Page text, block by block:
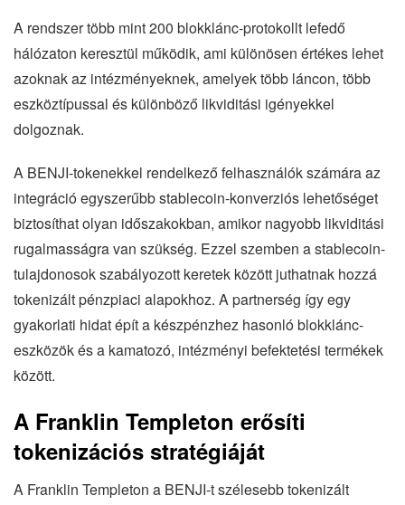
A rendszer több mint 200 blokklánc-protokollt lefedő
hálózaton keresztül működik, ami különösen értékes lehet
azoknak az intézményeknek, amelyek több láncon, több
eszköztípussal és különböző likviditási igényekkel
dolgoznak.
A BENJI-tokenekkel rendelkező felhasználók számára az
integráció egyszerűbb stablecoin-konverziós lehetőséget
biztosíthat olyan időszakokban, amikor nagyobb likviditási
rugalmasságra van szükség. Ezzel szemben a stablecoin-
tulajdonosok szabályozott keretek között juthatnak hozzá
tokenizált pénzpiaci alapokhoz. A partnerség így egy
gyakorlati hidat épít a készpénzhez hasonló blokklánc-
eszközök és a kamatozó, intézményi befektetési termékek
között.
A Franklin Templeton erősíti
tokenizációs stratégiáját
A Franklin Templeton a BENJI-t szélesebb tokenizált